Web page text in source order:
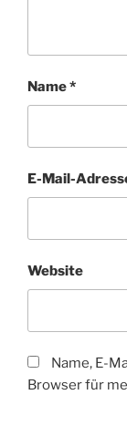
Name*
E-Mail-
Website
Name, E-
Browser für